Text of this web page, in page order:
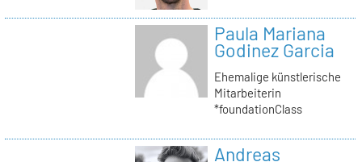
Paula Mariana
Godinez Garcia
Ehemalige künstlerische
Mitarbeiterin
*foundationClass
Andreas